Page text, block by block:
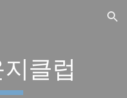
Skip to navigation
클럽